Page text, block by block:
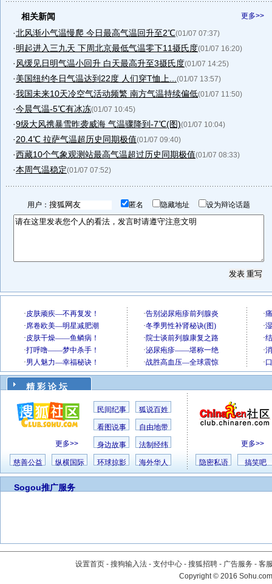
更多>>
相关新闻
·北风渐小气温慢爬 今日最高气温回升至2℃(01/07 07:37)
·明起进入三九天 下周北京最低气温零下11摄氏度(01/07 16:20)
· 风缓见日明气温小回升 白天最高升至3摄氏度(01/07 14:25)
·美国纽约冬日气温达到22度 人们穿T恤上... (01/07 13:57)
·我国未来10天冷空气活动频繁 南方气温持续偏低(01/07 11:50)
·今晨气温-5℃有冰冻(01/07 10:45)
·9级大风携暴雪昨袭威海 气温骤降到-7℃(图)(01/07 10:04)
·20.4℃ 拉萨气温超历史同期极值(01/07 09:40)
·西藏10个气象观测站最高气温超过历史同期极值(01/07 08:33)
·本周气温稳定(01/07 07:52)
用户： 匿名 隐藏地址 设为辩论话题
精 彩 论 坛
更多>>
民间纪事 狐说百姓
看图说事 自由地带
身边故事 法制经纬
慈善公益 纵横国际 环球掠影 海外华人
更多>>
隐密私语 搞笑吧
Sogou推广服务
设置首页 - 搜狗输入法 - 支付中心 - 搜狐招聘 - 广告服务 - 客
Copyright©2016